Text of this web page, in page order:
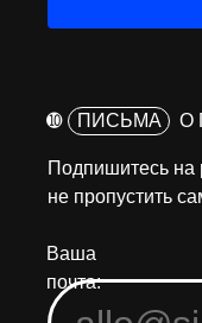
ПИСЬМА О
➓
Подпишитесь на
не пропустить
Ваша
почта: